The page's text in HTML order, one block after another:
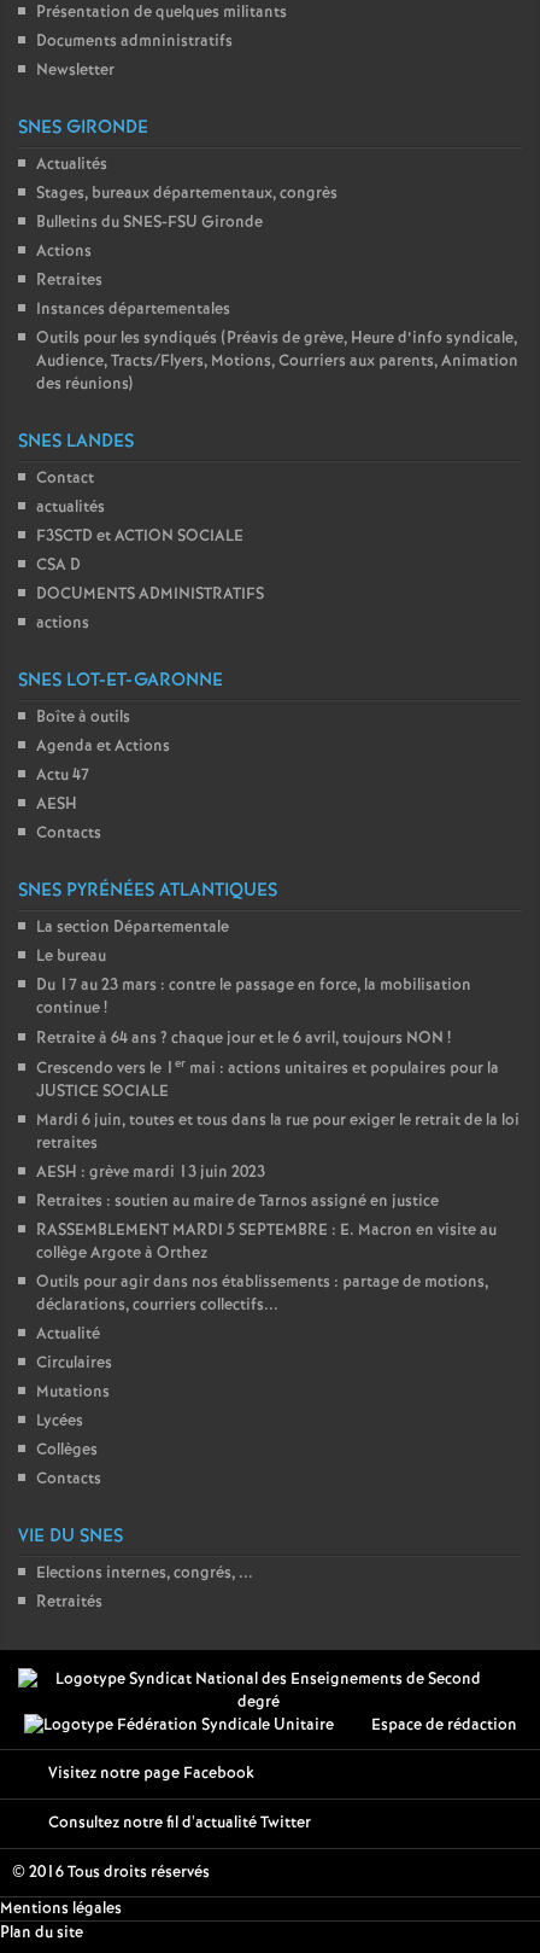
Présentation de quelques militants
Documents admninistratifs
Newsletter
SNES GIRONDE
Actualités
Stages, bureaux départementaux, congrès
Bulletins du SNES-FSU Gironde
Actions
Retraites
Instances départementales
Outils pour les syndiqués (Préavis de grève, Heure d’info syndicale,
Audience, Tracts/Flyers, Motions, Courriers aux parents, Animation
des réunions)
SNES LANDES
Contact
actualités
F3SCTD et ACTION SOCIALE
CSA D
DOCUMENTS ADMINISTRATIFS
actions
SNES LOT-ET-GARONNE
Boîte à outils
Agenda et Actions
Actu 47
AESH
Contacts
SNES PYRÉNÉES ATLANTIQUES
La section Départementale
Le bureau
Du 17 au 23 mars : contre le passage en force, la mobilisation
continue!
Retraite à 64 ans ? chaque jour et le 6 avril, toujours NON !
Crescendo vers le 1 er mai : actions unitaires et populaires pour la
JUSTICE SOCIALE
Mardi 6 juin, toutes et tous dans la rue pour exiger le retrait de la loi
retraites
AESH : grève mardi 13 juin 2023
Retraites : soutien au maire de Tarnos assigné en justice
RASSEMBLEMENT MARDI 5 SEPTEMBRE : E. Macron en visite au
collège Argote à Orthez
Outils pour agir dans nos établissements : partage de motions,
déclarations, courriers collectifs...
Actualité
Circulaires
Mutations
Lycées
Collèges
Contacts
VIE DU SNES
Elections internes, congrés, ...
Retraités
Espace de rédaction
Visitez notre page Facebook
Consultez notre fil d'actualité Twitter
© 2016 Tous droits réservés
Mentions légales
Plan du site